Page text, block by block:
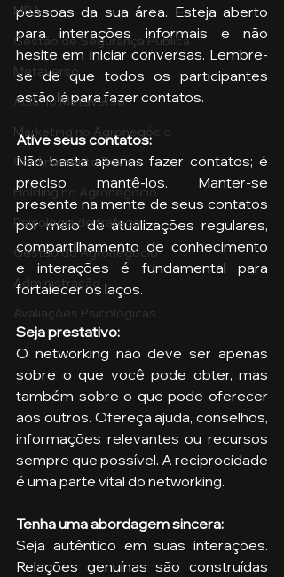
MBA
Gestão de Segurança Publica
Metaverso
Aula no Metaverso
Marketing no Agronegócio
Confinamento Bovino
Holding no Agronegócio
Psicologia de tráfego
Gestão do Agronegócio
Administração
Avaliações Psicológicas
pessoas da sua área. Esteja aberto
para interações informais e não
hesite em iniciar conversas. Lembre-
se de que todos os participantes
estão lá para fazer contatos.
Ative seus contatos:
Não basta apenas fazer contatos; é
preciso mantê-los. Manter-se
presente na mente de seus contatos
por meio de atualizações regulares,
compartilhamento de conhecimento
e interações é fundamental para
fortalecer os laços.
Seja prestativo:
O networking não deve ser apenas
sobre o que você pode obter, mas
também sobre o que pode oferecer
aos outros. Ofereça ajuda, conselhos,
informações relevantes ou recursos
sempre que possível. A reciprocidade
é uma parte vital do networking.
Tenha uma abordagem sincera:
Seja autêntico em suas interações.
Relações genuínas são construídas